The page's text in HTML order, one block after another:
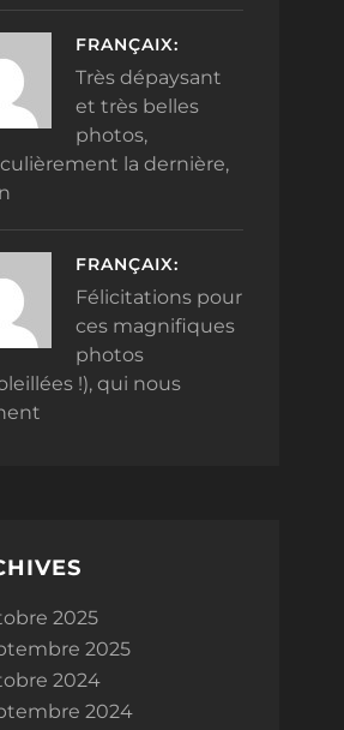
FRANÇAIX:
Très dépaysant
et très belles
photos,
la dernière,
FRANÇAIX:
Félicitations pour
ces magnifiques
photos
!), qui nous
2025
2025
2024
2024